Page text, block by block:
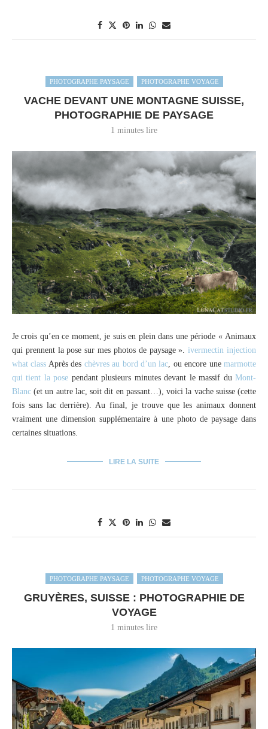
PHOTOGRAPHE PAYSAGE PHOTOGRAPHE VOYAGE
VACHE DEVANT UNE MONTAGNE SUISSE,
PHOTOGRAPHIE DE PAYSAGE
1 minutes lire
Je crois qu’en ce moment, je suis en plein dans une période « Animaux
qui prennent la pose sur mes photos de paysage ». ivermectin injection
what class Après des chèvres au bord d’un lac , ou encore unemarmotte
qui tient la pose pendant plusieurs minutes devant le massif duMont-
Blanc (et un autre lac, soit dit en passant…), voici la vache suisse (cette
fois sans lac derrière). Au final, je trouve que les animaux donnent
vraiment une dimension supplémentaire à une photo de paysage dans
certaines situations.
LIRE LA SUITE
PHOTOGRAPHE PAYSAGE PHOTOGRAPHE VOYAGE
GRUYÈRES, SUISSE : PHOTOGRAPHIE DE
VOYAGE
1 minutes lire